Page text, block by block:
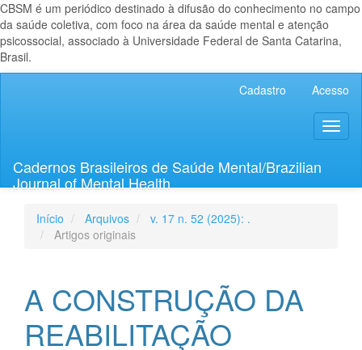
CBSM é um periódico destinado à difusão do conhecimento no campo
da saúde coletiva, com foco na área da saúde mental e atenção
psicossocial, associado à Universidade Federal de Santa Catarina,
Brasil.
Lateral
Cadastro Acesso
Cadernos Brasileiros de Saúde Mental/Brazilian
Journal of Mental Health
Início Arquivos
v. 17 n. 52 (2025): .
Artigos originais
A CONSTRUÇÃO DA
REABILITAÇÃO